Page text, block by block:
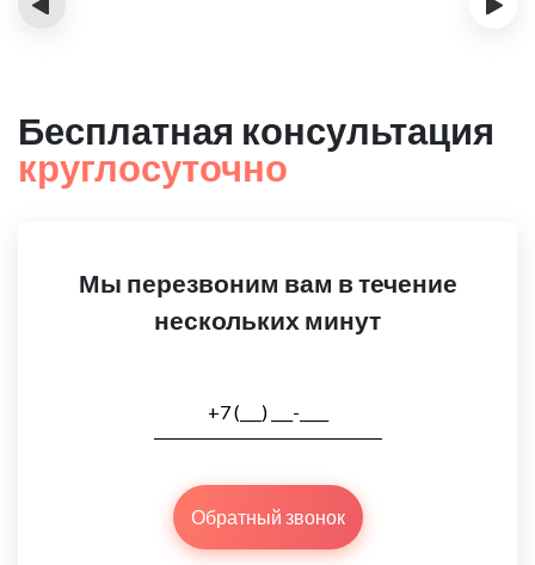
Бесплатная консультация
круглосуточно
Мы перезвоним вам в течение
нескольких минут
Обратный звонок